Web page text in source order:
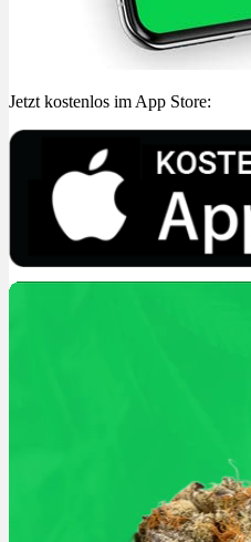
Jetzt kostenlos im App Store: